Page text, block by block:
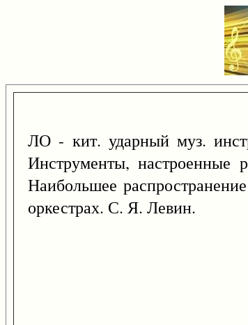
ЛО - кит. ударный муз.
Инструменты, настроенные
Наибольшее
оркестрах. С. Я. Левин.